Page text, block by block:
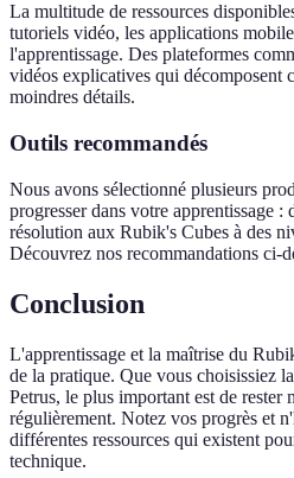
La multitude de ressources
tutoriels vidéo, les applications
l'apprentissage. Des plateformes
vidéos explicatives qui décomposent
moindres détails.
Outils recommandés
Nous avons sélectionné plusieurs
progresser dans votre apprentissage :
résolution aux Rubik's Cubes à des
Découvrez nos recommandations ci-
Conclusion
L'apprentissage et la maîtrise du
de la pratique. Que vous choisissiez
Petrus, le plus important est de rester
régulièrement. Notez vos progrès et
différentes ressources qui existent
technique.